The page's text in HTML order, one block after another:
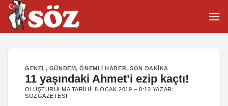
İçeriğe
atla
GENEL, GÜNDEM,ÖNEMLI HABER,SON DAKIKA
11 yaşındaki Ahmet’i ezip kaçtı!
OLUŞTURULMA TARIHI:8 OCAK 2019 – 8:12 YAZAR:
SOZGAZETESI